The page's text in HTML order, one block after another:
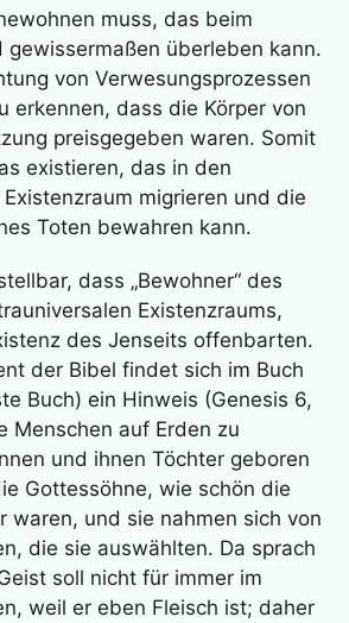
muss, das beim
gewissermaßen überleben kann.
von Verwesungsprozessen
erkennen, dass die Körper von
preisgegeben waren. Somit
existieren, das in den
migrieren und die
Toten bewahren kann.
dass „Bewohner“ des
Existenzraums,
des Jenseits offenbarten.
der Bibel findet sich im Buch
Buch) ein Hinweis (Genesis 6,
Menschen auf Erden zu
und ihnen Töchter geboren
Gottessöhne, wie schön die
waren, und sie nahmen sich von
die sie auswählten. Da sprach
soll nicht für immer im
weil er eben Fleisch ist; daher